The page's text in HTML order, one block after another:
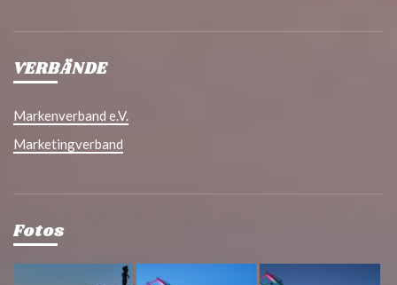
VERBÄNDE
Markenverband e.V.
Marketingverband
Fotos